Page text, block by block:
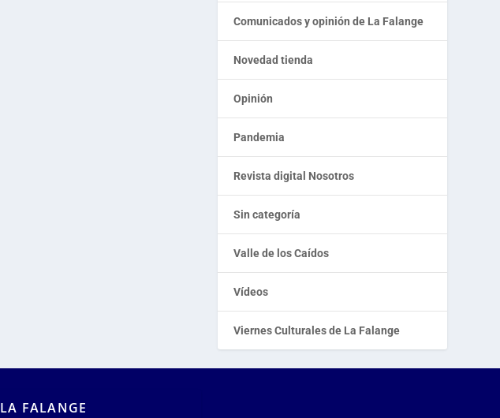
Comunicados y opinión de La Falange
Novedad tienda
Opinión
Pandemia
Revista digital Nosotros
Sin categoría
Valle de los Caídos
Vídeos
Viernes Culturales de La Falange
LA FALANGE